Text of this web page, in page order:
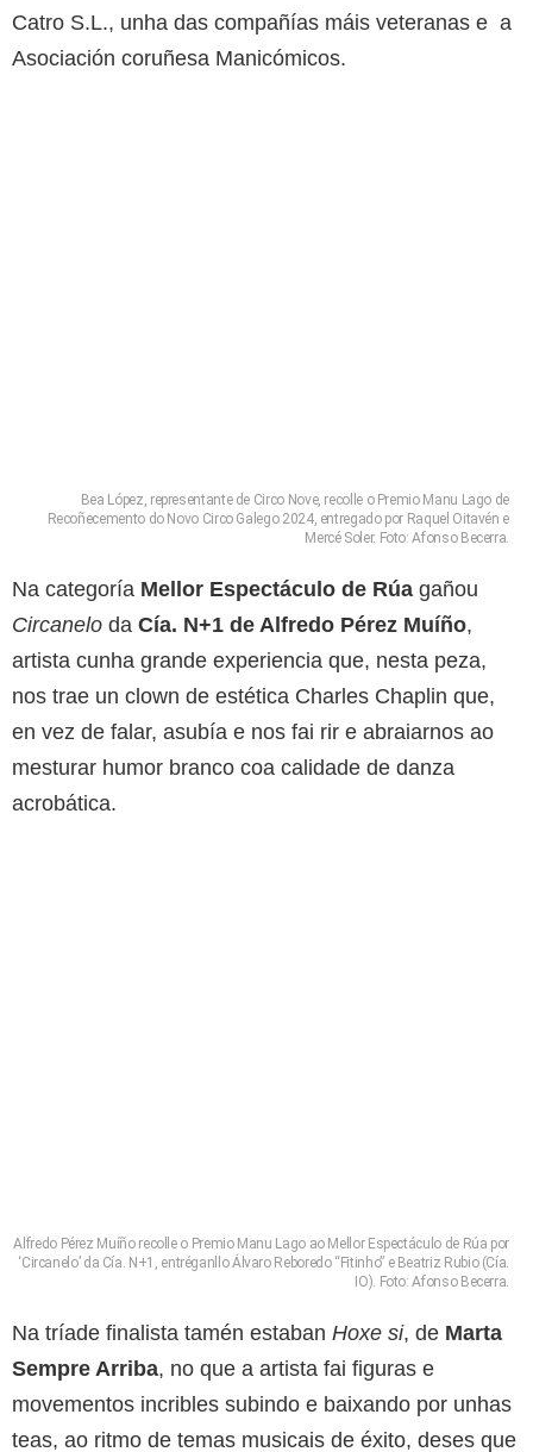
Catro S.L., unha das compañías máis veteranas e a
Asociación coruñesa Manicómicos.
Bea López, representante de Circo Nove, recolle o Premio Manu Lago de
Recoñecemento do Novo Circo Galego 2024, entregado por Raquel Oitavén e
Mercé Soler. Foto: Afonso Becerra.
Na categoría Mellor Espectáculo de Rúa gañou
Circanelo da Cía. N+1 de Alfredo Pérez Muíño,
artista cunha grande experiencia que, nesta peza,
nos trae un clown de estética Charles Chaplin que,
en vez de falar, asubía e nos fai rir e abraiarnos ao
mesturar humor branco coa calidade de danza
acrobática.
Alfredo Pérez Muíño recolle o Premio Manu Lago ao Mellor Espectáculo de Rúa por
‘Circanelo’ da Cía. N+1, entréganllo Álvaro Reboredo “Fitinho” e Beatriz Rubio (Cía.
IO). Foto: Afonso Becerra.
Na tríade finalista tamén estaban Hoxe si, de Marta
Sempre Arriba, no que a artista fai figuras e
movementos incribles subindo e baixando por unhas
teas, ao ritmo de temas musicais de éxito, deses que